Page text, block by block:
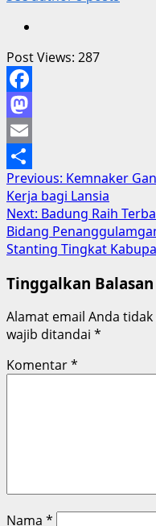
Post Views: 287
Facebook
Mastodon
Email
Share
Post
navigation
Previous: Kemnaker
Kerja bagi Lansia
Next: Badung Raih
Bidang
Stanting Tingkat
Tinggalkan Balasan
Alamat email Anda
wajib ditandai *
Komentar*
Nama *